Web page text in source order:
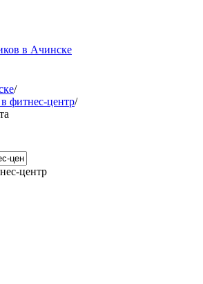
в Ачинске
/
фитнес-центр/
центр